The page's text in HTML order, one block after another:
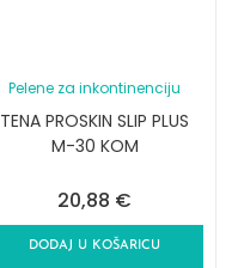
Pelene za inkontinenciju
TENA PROSKIN SLIP PLUS
M-30 KOM
20,88 €
DODAJ U KOŠARICU